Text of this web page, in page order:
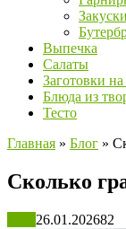
Закуски
Выпечка
Салаты
Заготовки
Блюда из
Тесто
Главная » Блог »
Сколько
26.01.202682